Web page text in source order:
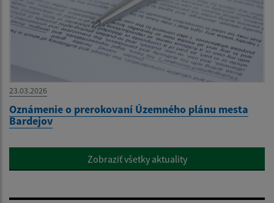
23.03.2026
Oznámenie o prerokovaní Územného plánu mesta
Bardejov
Zobraziť všetky aktuality